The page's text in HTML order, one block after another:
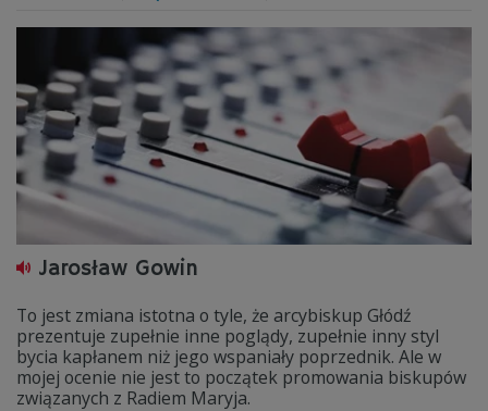
Jarosław Gowin
To jest zmiana istotna o tyle, że arcybiskup Głódź
prezentuje zupełnie inne poglądy, zupełnie inny styl
bycia kapłanem niż jego wspaniały poprzednik. Ale w
mojej ocenie nie jest to początek promowania biskupów
związanych z Radiem Maryja.